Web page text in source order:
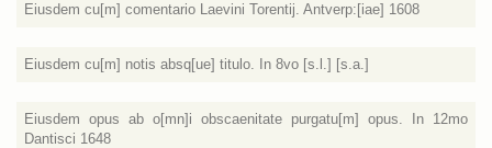
Eiusdem cu[m] comentario Laevini Torentij. Antverp:[iae] 1608
Eiusdem cu[m] notis absq[ue] titulo. In 8vo [s.l.] [s.a.]
Eiusdem opus ab o[mn]i obscaenitate purgatu[m] opus. In 12mo
Dantisci 1648